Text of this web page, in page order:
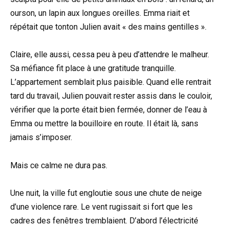
ourson, un lapin aux longues oreilles. Emma riait et
répétait que tonton Julien avait « des mains gentilles ».
Claire, elle aussi, cessa peu à peu d’attendre le malheur.
Sa méfiance fit place à une gratitude tranquille.
L’appartement semblait plus paisible. Quand elle rentrait
tard du travail, Julien pouvait rester assis dans le couloir,
vérifier que la porte était bien fermée, donner de l’eau à
Emma ou mettre la bouilloire en route. Il était là, sans
jamais s’imposer.
Mais ce calme ne dura pas.
Une nuit, la ville fut engloutie sous une chute de neige
d’une violence rare. Le vent rugissait si fort que les
cadres des fenêtres tremblaient. D’abord l’électricité